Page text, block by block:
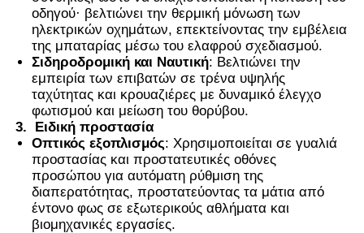
οδηγού· βελτιώνει την θερμική μόνωση των
ηλεκτρικών οχημάτων, επεκτείνοντας την εμβέλεια
της μπαταρίας μέσω του ελαφρού σχεδιασμού.
Σιδηροδρομική και Ναυτική: Βελτιώνει την
εμπειρία των επιβατών σε τρένα υψηλής
ταχύτητας και κρουαζιέρες με δυναμικό έλεγχο
φωτισμού και μείωση του θορύβου.
3.
Ειδική προστασία
Οπτικός εξοπλισμός: Χρησιμοποιείται σε γυαλιά
προστασίας και προστατευτικές οθόνες
προσώπου για αυτόματη ρύθμιση της
διαπερατότητας, προστατεύοντας τα μάτια από
έντονο φως σε εξωτερικούς αθλήματα και
βιομηχανικές εργασίες.